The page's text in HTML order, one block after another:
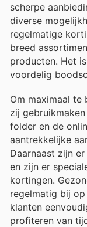
scherpe
diverse
regelmatige
breed
producten. Het
voordelig
Om maximaal te
zij
folder en de
aantrekkelijke
Daarnaast zijn
en zijn er
kortingen.
regelmatig bij
klanten
profiteren van